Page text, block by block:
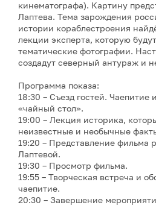
кинематографа). Картину
Лаптева. Тема зарождения
истории кораблестроения
лекции эксперта, которую
тематические фотографии.
создадут северный антураж и
Программа показа:
18:30 – Съезд гостей. Чаепитие
«чайный стол».
19:00 – Лекция историка,
неизвестные и необычные
19:20 – Представление фильма
Лаптевой.
19:30 – Просмотр фильма.
19:55 – Творческая встреча и
чаепитие.
20:30 – Завершение